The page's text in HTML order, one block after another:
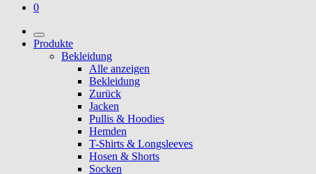
0
Produkte
Bekleidung
Alle anzeigen
Bekleidung
Zurück
Jacken
Pullis & Hoodies
Hemden
T-Shirts & Longsleeves
Hosen & Shorts
Socken